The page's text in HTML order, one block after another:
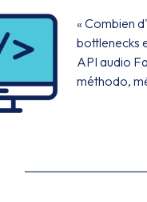
« Combien
bottlenecks
API audio
méthodo,